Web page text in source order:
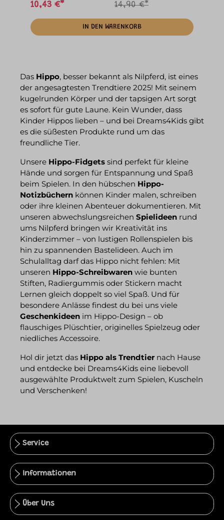
10,43 €* 14,90 €*
IN DEN WARENKORB
Das Hippo, besser bekannt als Nilpferd, ist eines
der angesagtesten Trendtiere 2025! Mit seinem
kugelrunden Körper und der tapsigen Art sorgt
es sofort für gute Laune. Kein Wunder, dass
Kinder Hippos lieben – und bei Dreams4Kids gibt
es die süßesten Produkte rund um das
freundliche Tier.
Unsere Hippo-Fidgets sind perfekt für kleine
Hände und sorgen für Entspannung und Spaß
beim Spielen. In den hübschen Hippo-
Notizbüchern können Kinder malen, schreiben
oder ihre kleinen Abenteuer dokumentieren. Mit
unseren abwechslungsreichen Spielideen rund
ums Nilpferd bringen wir Kreativität ins
Kinderzimmer – von lustigen Rollenspielen bis
hin zu spannenden Bastelideen. Auch im
Schulalltag darf das Hippo nicht fehlen: Mit
unseren Hippo-Schreibwaren wie bunten
Stiften, Radiergummis oder Stickern macht
Lernen gleich doppelt so viel Spaß. Und für
besondere Anlässe findest du bei uns viele
Geschenkideen im Hippo-Design – ob
flauschiges Plüschtier, originelles Spielzeug oder
niedliches Accessoire.
Hol dir jetzt das Hippo als Trendtier nach Hause
und entdecke bei Dreams4Kids eine liebevoll
ausgewählte Produktwelt zum Spielen, Kuscheln
und Verschenken!
Service
Informationen
Über Uns